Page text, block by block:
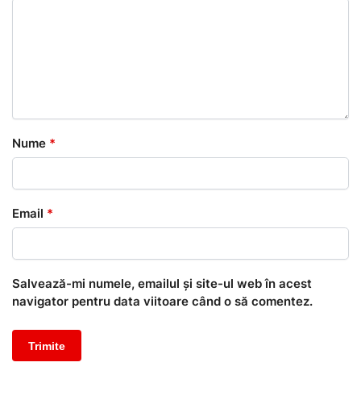
Nume *
Email *
Salvează-mi numele, emailul și site-ul web în acest
navigator pentru data viitoare când o să comentez.